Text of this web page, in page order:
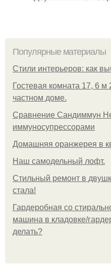
Популярные материалы
Стили интерьеров: как
Гостевая комната 17, 6 м
частном доме.
Сравнение Сандиммун
иммуносупрессорами
Домашняя оранжерея в
Наш самодельный лофт.
Стильный ремонт в
стала!
Гардеробная со
машина в кладовке/
делать?